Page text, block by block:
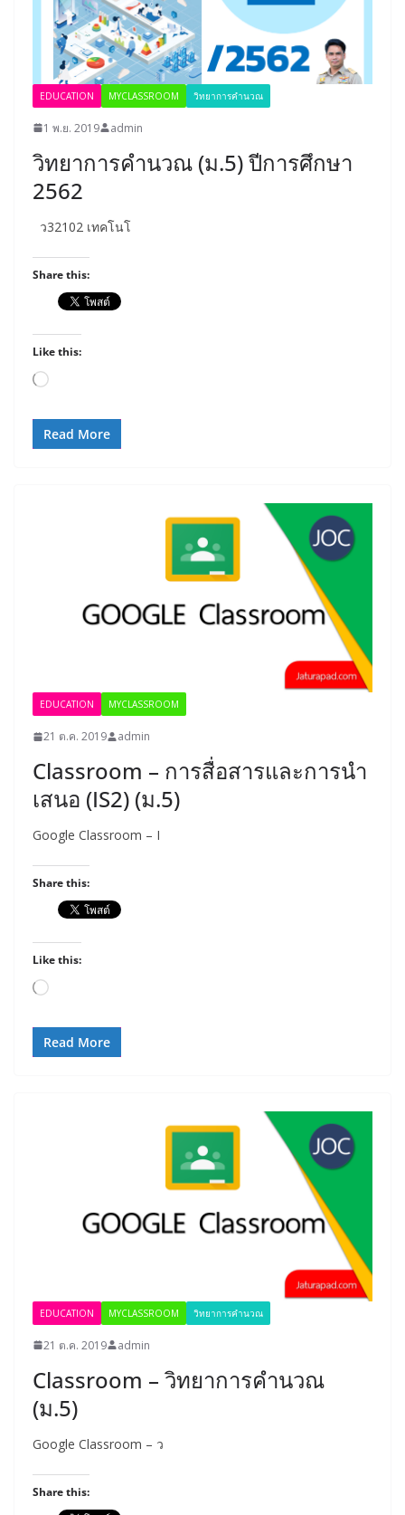
EDUCATION MYCLASSROOM วิทยาการคำนวณ
1 พ.ย. 2019 admin
วิทยาการคำนวณ (ม.5) ปีการศึกษา
2562
ว32102 เทคโนโ
Share this:
Like this:
Loading…
Read More
EDUCATION MYCLASSROOM
21 ต.ค. 2019 admin
Classroom – การสื่อสารและการนำ
เสนอ (IS2) (ม.5)
Google Classroom – I
Share this:
Like this:
Loading…
Read More
EDUCATION MYCLASSROOM วิทยาการคำนวณ
21 ต.ค. 2019 admin
Classroom – วิทยาการคำนวณ
(ม.5)
Google Classroom – ว
Share this: